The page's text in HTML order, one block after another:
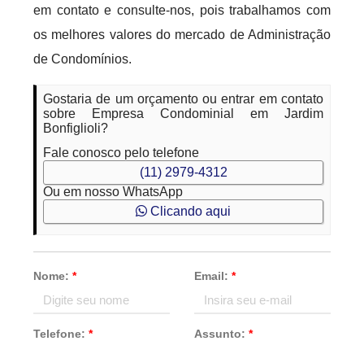
em contato e consulte-nos, pois trabalhamos com
os melhores valores do mercado de Administração
de Condomínios.
Gostaria de um orçamento ou entrar em contato
sobre Empresa Condominial em Jardim
Bonfiglioli?
Fale conosco pelo telefone
(11) 2979-4312
Ou em nosso WhatsApp
Clicando aqui
Nome:* Email: *
Telefone:* Assunto: *